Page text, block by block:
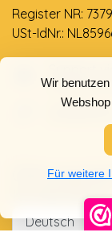
Wir
Für weitere
Register NR:
USt-IdNr.:
0638961072
Kundendienst